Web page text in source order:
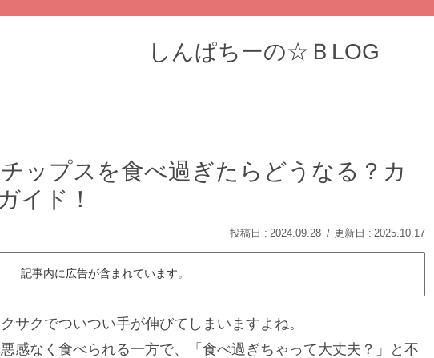
しんぱちーの☆ＢLOG
ップスを食べ過ぎたらどうなる？カ
イド！
2024.09.28 2025.10.17
記事内に広告が含まれています。
サクでついつい手が伸びてしまいますよね。
感なく食べられる一方で、「食べ過ぎちゃって大丈夫？」と不